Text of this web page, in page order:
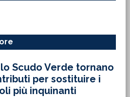
Scudo Verde tornano
per sostituire i
più inquinanti